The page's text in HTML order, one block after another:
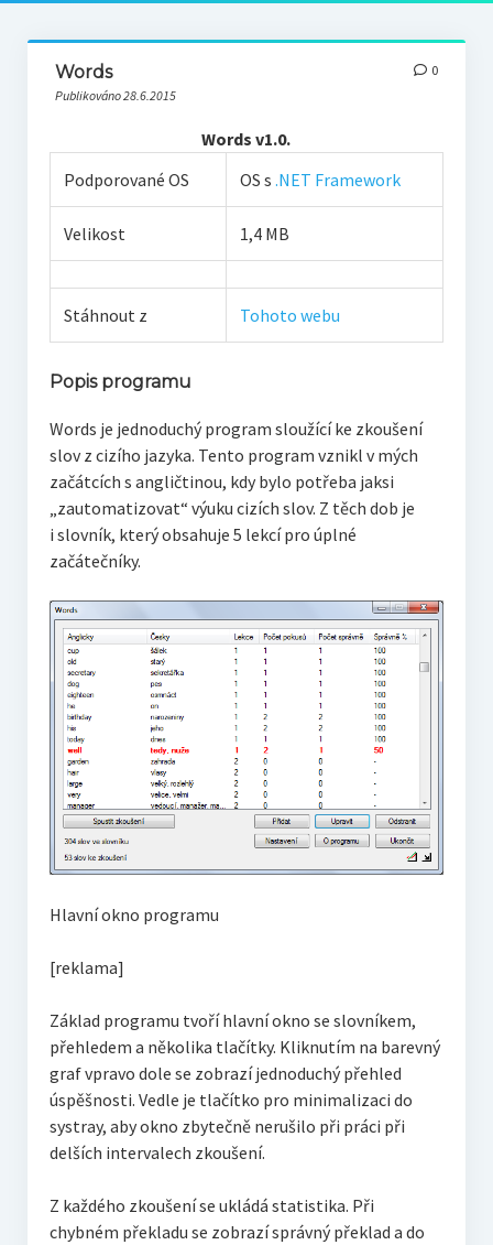
Words
Publikováno 28.6.2015
0
Words v1.0.
Podporované OS
OS s .NET Framework
Velikost 1,4 MB
Stáhnout z Tohoto webu
Popis programu
Words je jednoduchý program sloužící ke zkoušení
slov z cizího jazyka. Tento program vznikl v mých
začátcích s angličtinou, kdy bylo potřeba jaksi
„zautomatizovat“ výuku cizích slov. Z těch dob je
i slovník, který obsahuje 5 lekcí pro úplné
začátečníky.
Hlavní okno programu
[reklama]
Základ programu tvoří hlavní okno se slovníkem,
přehledem a několika tlačítky. Kliknutím na barevný
graf vpravo dole se zobrazí jednoduchý přehled
úspěšnosti. Vedle je tlačítko pro minimalizaci do
systray, aby okno zbytečně nerušilo při práci při
delších intervalech zkoušení.
Z každého zkoušení se ukládá statistika. Při
chybném překladu se zobrazí správný překlad a do